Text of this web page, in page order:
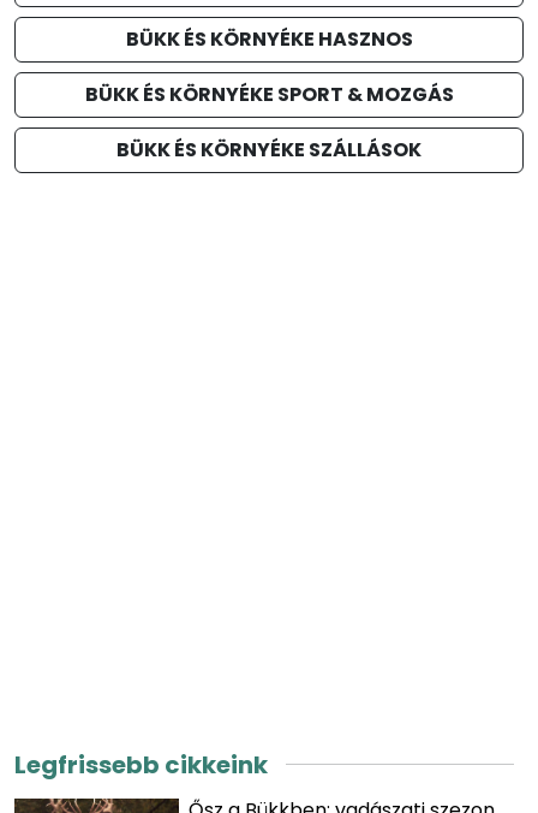
BÜKK ÉS KÖRNYÉKE HASZNOS
BÜKK ÉS KÖRNYÉKE SPORT & MOZGÁS
BÜKK ÉS KÖRNYÉKE SZÁLLÁSOK
Legfrissebb cikkeink